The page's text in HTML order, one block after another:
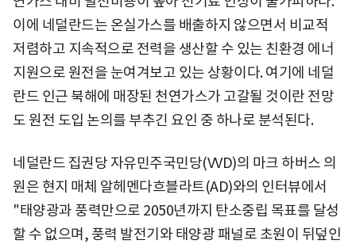
이에 네덜란드는 온실가스를 배출하지 않으면서 비교적
저렴하고 지속적으로 전력을 생산할 수 있는 친환경 에너
지원으로 원전을 눈여겨보고 있는 상황이다. 여기에 네덜
란드 인근 북해에 매장된 천연가스가 고갈될 것이란 전망
도 원전 도입 논의를 부추긴 요인 중 하나로 분석된다.
네덜란드 집권당 자유민주국민당(VVD)의 마크 하버스 의
원은 현지 매체 알헤멘다흐블라트(AD)와의 인터뷰에서
"태양광과 풍력만으로 2050년까지 탄소중립 목표를 달성
할 수 없으며, 풍력 발전기와 태양광 패널로 초원이 뒤덮인